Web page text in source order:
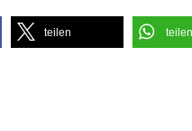
teilen teilen